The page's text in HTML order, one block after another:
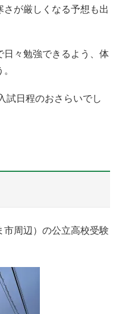
が厳しくなる予想も出
日々勉強できるよう、体
試日程のおさらいでし
周辺）の公立高校受験